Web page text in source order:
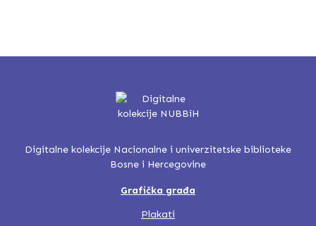
Digitalne kolekcije Nacionalne i univerzitetske biblioteke
Bosne i Hercegovine
Grafička građa
Plakati